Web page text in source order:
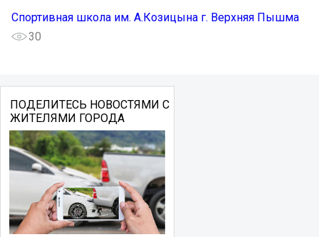
Спортивная школа им. А.Козицына г. Верхняя Пышма
30
ПОДЕЛИТЕСЬ НОВОСТЯМИ С
ЖИТЕЛЯМИ ГОРОДА